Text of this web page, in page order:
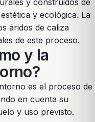
y ecológica. La
áridos de caliza
de este proceso.
y la
es el proceso de
en cuenta su
y uso previsto.